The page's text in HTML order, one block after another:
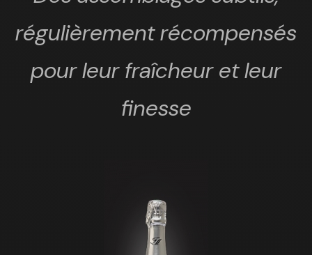
régulièrement récompensés
pour leur fraîcheur et leur
finesse